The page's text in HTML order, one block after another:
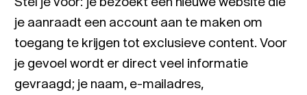
je aanraadt een account aan te maken om
toegang te krijgen tot exclusieve content. Voor
je gevoel wordt er direct veel informatie
gevraagd; je naam, e-mailadres,